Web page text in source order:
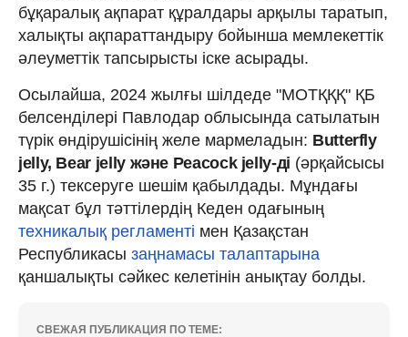
бұқаралық ақпарат құралдары арқылы таратып,
халықты ақпараттандыру бойынша мемлекеттік
әлеуметтік тапсырысты іске асырады.
Осылайша, 2024 жылғы шілдеде "МОТҚҚҚ" ҚБ
белсенділері Павлодар облысында сатылатын
түрік өндірушісінің желе мармеладын: Butterfly
jelly, Bear jelly және Peacock jelly-ді (әрқайсысы
35 г.) тексеруге шешім қабылдады. Мұндағы
мақсат бұл тәттілердің Кеден одағының
техникалық регламенті мен Қазақстан
Республикасы заңнамасы талаптарына
қаншалықты сәйкес келетінін анықтау болды.
СВЕЖАЯ ПУБЛИКАЦИЯ ПО ТЕМЕ: